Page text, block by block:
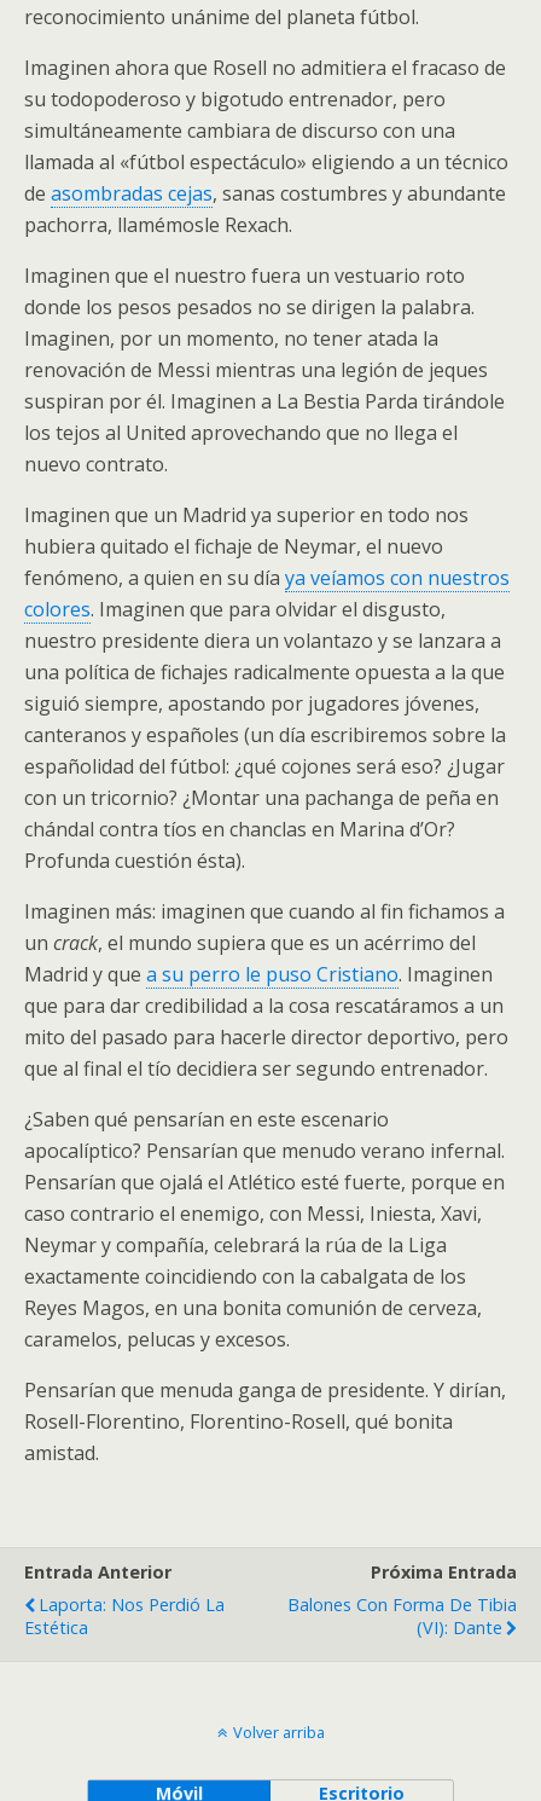
reconocimiento unánime del planeta fútbol.
Imaginen ahora que Rosell no admitiera el fracaso de
su todopoderoso y bigotudo entrenador, pero
simultáneamente cambiara de discurso con una
llamada al «fútbol espectáculo» eligiendo a un técnico
de asombradas cejas, sanas costumbres y abundante
pachorra, llamémosle Rexach.
Imaginen que el nuestro fuera un vestuario roto
donde los pesos pesados no se dirigen la palabra.
Imaginen, por un momento, no tener atada la
renovación de Messi mientras una legión de jeques
suspiran por él. Imaginen a La Bestia Parda tirándole
los tejos al United aprovechando que no llega el
nuevo contrato.
Imaginen que un Madrid ya superior en todo nos
hubiera quitado el fichaje de Neymar, el nuevo
fenómeno, a quien en su día ya veíamos con nuestros
colores. Imaginen que para olvidar el disgusto,
nuestro presidente diera un volantazo y se lanzara a
una política de fichajes radicalmente opuesta a la que
siguió siempre, apostando por jugadores jóvenes,
canteranos y españoles (un día escribiremos sobre la
españolidad del fútbol: ¿qué cojones será eso? ¿Jugar
con un tricornio? ¿Montar una pachanga de peña en
chándal contra tíos en chanclas en Marina d’Or?
Profunda cuestión ésta).
Imaginen más: imaginen que cuando al fin fichamos a
un crack, el mundo supiera que es un acérrimo del
Madrid y que a su perro le puso Cristiano. Imaginen
que para dar credibilidad a la cosa rescatáramos a un
mito del pasado para hacerle director deportivo, pero
que al final el tío decidiera ser segundo entrenador.
¿Saben qué pensarían en este escenario
apocalíptico? Pensarían que menudo verano infernal.
Pensarían que ojalá el Atlético esté fuerte, porque en
caso contrario el enemigo, con Messi, Iniesta, Xavi,
Neymar y compañía, celebrará la rúa de la Liga
exactamente coincidiendo con la cabalgata de los
Reyes Magos, en una bonita comunión de cerveza,
caramelos, pelucas y excesos.
Pensarían que menuda ganga de presidente. Y dirían,
Rosell-Florentino, Florentino-Rosell, qué bonita
amistad.
Entrada Anterior
Laporta: Nos Perdió La
Estética
Próxima Entrada
Balones Con Forma De Tibia
(VI): Dante
Volver arriba
Móvil Escritorio